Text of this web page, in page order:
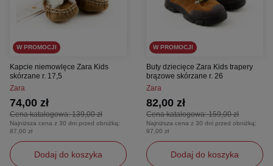
W PROMOCJI
Kapcie niemowlęce Zara Kids
skórzane r. 17,5
Zara
Cena katalogowa:139,00 zł
74,00 zł
Najniższa cena z 30 dni przed obniżką:
87,00 zł
Dodaj do koszyka
W PROMOCJI
Buty dziecięce Zara Kids trapery
brązowe skórzane r. 26
Zara
Cena katalogowa:159,00 zł
82,00 zł
Najniższa cena z 30 dni przed obniżką:
97,00 zł
Dodaj do koszyka